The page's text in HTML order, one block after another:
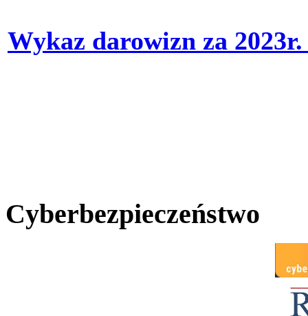
Wykaz darowizn za
Cyberbezpieczeństwo